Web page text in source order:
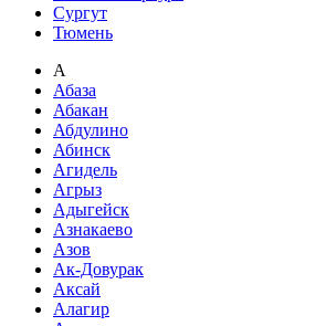
Сургут
Тюмень
А
Абаза
Абакан
Абдулино
Абинск
Агидель
Агрыз
Адыгейск
Азнакаево
Азов
Ак-Довурак
Аксай
Алагир